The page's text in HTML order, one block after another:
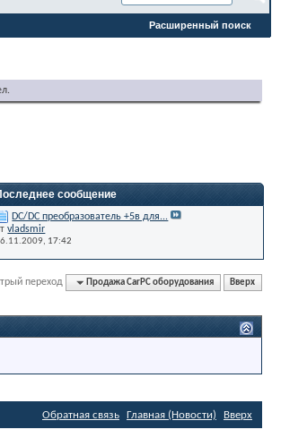
Расширенный поиск
сообщение
DC/DC преобразователь +5в для...
vladsmir
17:42
переход Продажа CarPC оборудования Вверх
Обратная связь Главная (Новости) Вверх